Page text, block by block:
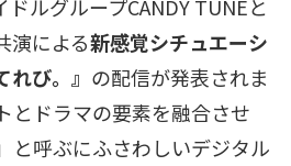
ルグループCANDY TUNEと
演による新感覚シチュエーシ
び。』 の配信が発表されま
とドラマの要素を融合させ
と呼ぶにふさわしいデジタル